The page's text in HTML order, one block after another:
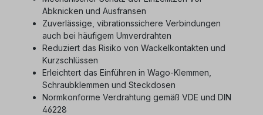
Abknicken und Ausfransen
Zuverlässige, vibrationssichere Verbindungen
auch bei häufigem Umverdrahten
Reduziert das Risiko von Wackelkontakten und
Kurzschlüssen
Erleichtert das Einführen in Wago-Klemmen,
Schraubklemmen und Steckdosen
Normkonforme Verdrahtung gemäß VDE und DIN
46228